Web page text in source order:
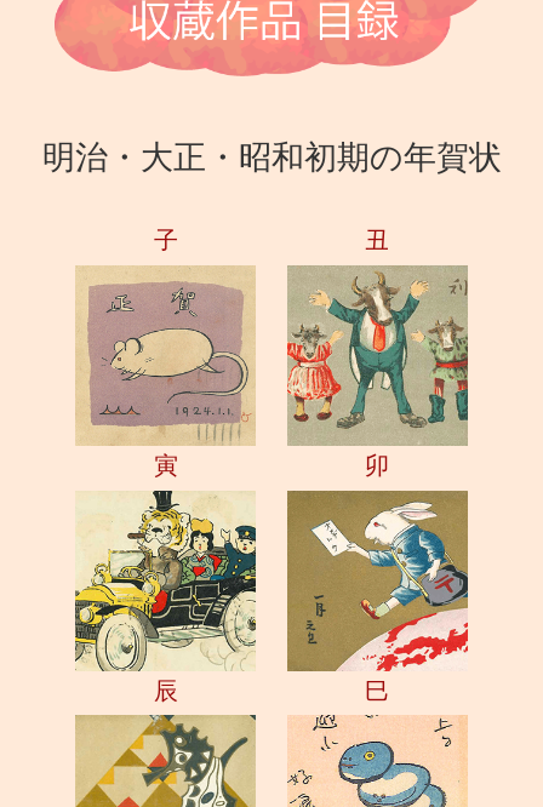
明治・大正・昭和初期の年賀状
子 丑
寅 卯
辰 巳